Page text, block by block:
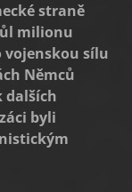
straně
milionu
vojenskou sílu
Němců
dalších
byli